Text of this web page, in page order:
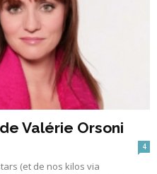
Valérie Orsoni
4
(et de nos kilos via